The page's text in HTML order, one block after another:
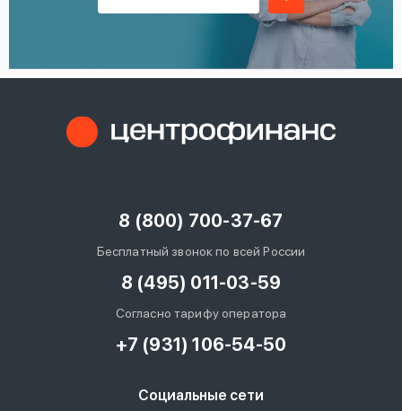
8 (800) 700-37-67
Бесплатный звонок по всей России
8 (495) 011-03-59
Согласно тарифу оператора
+7 (931) 106-54-50
Социальные сети